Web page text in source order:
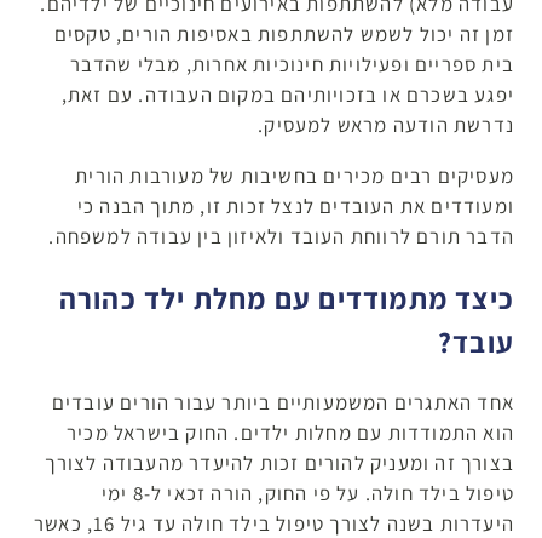
זמן זה יכול לשמש להשתתפות באסיפות הורים, טקסים
בית ספריים ופעילויות חינוכיות אחרות, מבלי שהדבר
יפגע בשכרם או בזכויותיהם במקום העבודה. עם זאת,
נדרשת הודעה מראש למעסיק.
מעסיקים רבים מכירים בחשיבות של מעורבות הורית
ומעודדים את העובדים לנצל זכות זו, מתוך הבנה כי
הדבר תורם לרווחת העובד ולאיזון בין עבודה למשפחה.
כיצד מתמודדים עם מחלת ילד כהורה
עובד?
אחד האתגרים המשמעותיים ביותר עבור הורים עובדים
הוא התמודדות עם מחלות ילדים. החוק בישראל מכיר
בצורך זה ומעניק להורים זכות להיעדר מהעבודה לצורך
טיפול בילד חולה. על פי החוק, הורה זכאי ל-8 ימי
היעדרות בשנה לצורך טיפול בילד חולה עד גיל 16, כאשר